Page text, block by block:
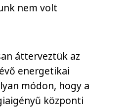
nem volt
átterveztük az
energetikai
módon, hogy a
központi